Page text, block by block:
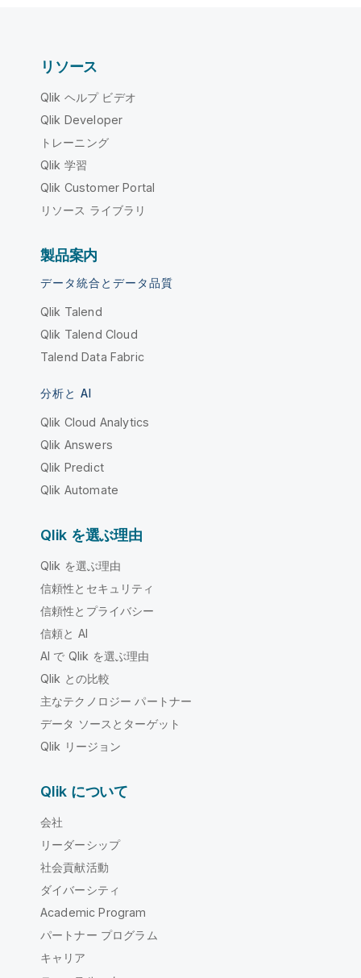
リソース
Qlik ヘルプ ビデオ
Qlik Developer
トレーニング
Qlik 学習
Qlik Customer Portal
リソース ライブラリ
製品案内
データ統合とデータ品質
Qlik Talend
Qlik Talend Cloud
Talend Data Fabric
分析と AI
Qlik Cloud Analytics
Qlik Answers
Qlik Predict
Qlik Automate
Qlik を選ぶ理由
Qlik を選ぶ理由
信頼性とセキュリティ
信頼性とプライバシー
信頼と AI
AI で Qlik を選ぶ理由
Qlik との比較
主なテクノロジー パートナー
データ ソースとターゲット
Qlik リージョン
Qlik について
会社
リーダーシップ
社会貢献活動
ダイバーシティ
Academic Program
パートナー プログラム
キャリア